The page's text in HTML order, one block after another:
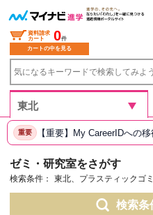
資料請求
カート
0件
カートの中を見る
重要 【重要】My CareerIDへの
ゼミ・研究室をさがす
検索条件： 東北、プラスティックゴ
検索条